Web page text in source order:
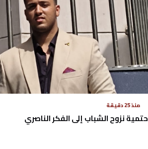
منذ 25 دقيقة
حتمية نزوح الشباب إلى الفكر الناصري